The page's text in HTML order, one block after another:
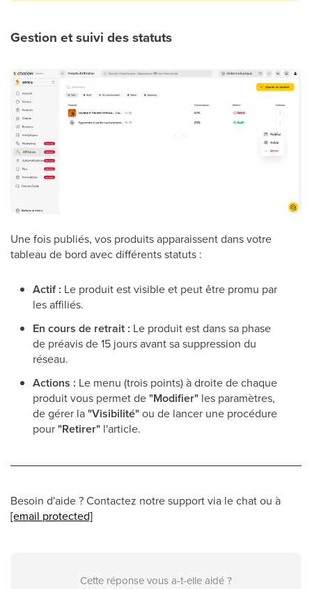
Gestion et suivi des statuts
Une fois publiés, vos produits apparaissent dans votre
tableau de bord avec différents statuts :
Actif : Le produit est visible et peut être promu par
les affiliés.
En cours de retrait : Le produit est dans sa phase
de préavis de 15 jours avant sa suppression du
réseau.
Actions : Le menu (trois points) à droite de chaque
produit vous permet de"Modifier" les paramètres,
de gérer la"Visibilité"ou de lancer une procédure
pour"Retirer" l'article.
Besoin d'aide ? Contactez notre support via le chat ou à
[email protected]
Cette réponse vous a-t-elle aidé ?